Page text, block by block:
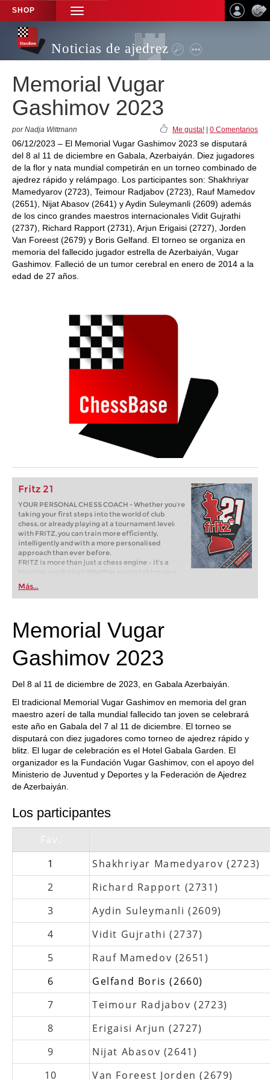
SHOP
TOGGLE
NAVIGATION
Noticias de ajedrez
Memorial Vugar
Gashimov 2023
por Nadja Wittmann Me gusta! 0 Comentarios
06/12/2023 – El Memorial Vugar Gashimov 2023 se disputará
del 8 al 11 de diciembre en Gabala, Azerbaiyán. Diez jugadores
de la flor y nata mundial competirán en un torneo combinado de
ajedrez rápido y relámpago. Los participantes son: Shakhriyar
Mamedyarov (2723), Teimour Radjabov (2723), Rauf Mamedov
(2651), Nijat Abasov (2641) y Aydin Suleymanli (2609) además
de los cinco grandes maestros internacionales Vidit Gujrathi
(2737), Richard Rapport (2731), Arjun Erigaisi (2727), Jorden
Van Foreest (2679) y Boris Gelfand. El torneo se organiza en
memoria del fallecido jugador estrella de Azerbaiyán, Vugar
Gashimov. Falleció de un tumor cerebral en enero de 2014 a la
edad de 27 años.
Fritz 21
YOUR PERSONAL CHESS COACH - Whether you’re
taking your first steps into the world of club
chess, or already playing at a tournament level:
with FRITZ, you can train more efficiently,
intelligently and with a more personalised
approach than ever before.
FRITZ is more than just a chess engine – it’s a
training revolution! Whether you’re taking your
first steps into the world of club chess, or already
playing at a tournament level: with FRITZ, you can
train more efficiently, intelligently and with a
Más...
Memorial Vugar
Gashimov 2023
Del 8 al 11 de diciembre de 2023, en Gabala Azerbaiyán.
El tradicional Memorial Vugar Gashimov en memoria del gran
maestro azerí de talla mundial fallecido tan joven se celebrará
este año en Gabala del 7 al 11 de diciembre. El torneo se
disputará con diez jugadores como torneo de ajedrez rápido y
blitz. El lugar de celebración es el Hotel Gabala Garden. El
organizador es la Fundación Vugar Gashimov, con el apoyo del
Ministerio de Juventud y Deportes y la Federación de Ajedrez
de Azerbaiyán.
Los participantes
1
Shakhriyar Mamedyarov (2723)
2
Richard Rapport (2731)
3
Aydin Suleymanli (2609)
4
Vidit Gujrathi (2737)
5
Rauf Mamedov (2651)
6
Gelfand Boris (2660)
7
Teimour Radjabov (2723)
8
Erigaisi Arjun (2727)
9
Nijat Abasov (2641)
10
Van Foreest Jorden (2679)